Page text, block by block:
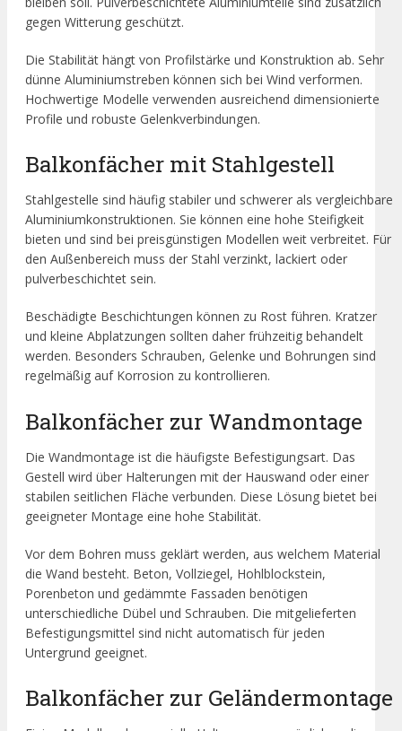
gegen Witterung geschützt.
Die Stabilität hängt von Profilstärke und Konstruktion ab. Sehr
dünne Aluminiumstreben können sich bei Wind verformen.
Hochwertige Modelle verwenden ausreichend dimensionierte
Profile und robuste Gelenkverbindungen.
Balkonfächer mit Stahlgestell
Stahlgestelle sind häufig stabiler und schwerer als vergleichbare
Aluminiumkonstruktionen. Sie können eine hohe Steifigkeit
bieten und sind bei preisgünstigen Modellen weit verbreitet. Für
den Außenbereich muss der Stahl verzinkt, lackiert oder
pulverbeschichtet sein.
Beschädigte Beschichtungen können zu Rost führen. Kratzer
und kleine Abplatzungen sollten daher frühzeitig behandelt
werden. Besonders Schrauben, Gelenke und Bohrungen sind
regelmäßig auf Korrosion zu kontrollieren.
Balkonfächer zur Wandmontage
Die Wandmontage ist die häufigste Befestigungsart. Das
Gestell wird über Halterungen mit der Hauswand oder einer
stabilen seitlichen Fläche verbunden. Diese Lösung bietet bei
geeigneter Montage eine hohe Stabilität.
Vor dem Bohren muss geklärt werden, aus welchem Material
die Wand besteht. Beton, Vollziegel, Hohlblockstein,
Porenbeton und gedämmte Fassaden benötigen
unterschiedliche Dübel und Schrauben. Die mitgelieferten
Befestigungsmittel sind nicht automatisch für jeden
Untergrund geeignet.
Balkonfächer zur Geländermontage